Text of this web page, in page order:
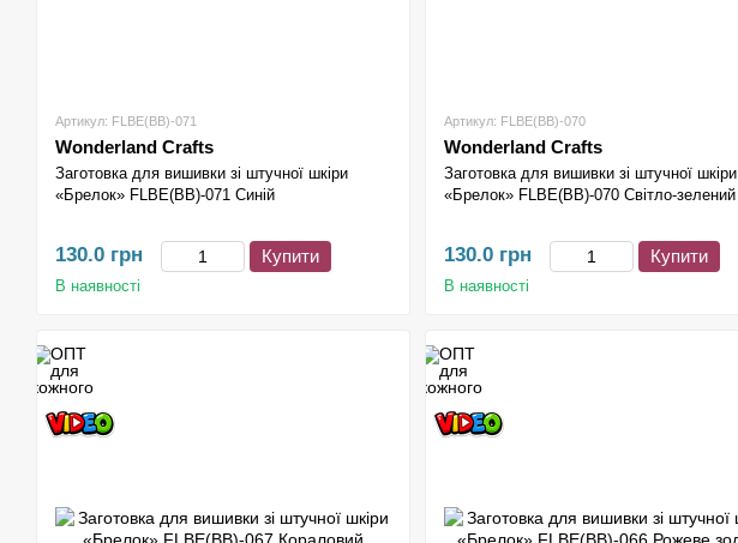
Артикул: FLBE(BB)-071
Wonderland Crafts
Заготовка для вишивки зі штучної шкіри
«Брелок» FLBE(BB)-071 Синій
130.0 грн Купити
В наявності
Артикул: FLBE(BB)-070
Wonderland Crafts
Заготовка для вишивки зі штучної шкіри
«Брелок» FLBE(BB)-070 Світло-зелений
130.0 грн Купити
В наявності